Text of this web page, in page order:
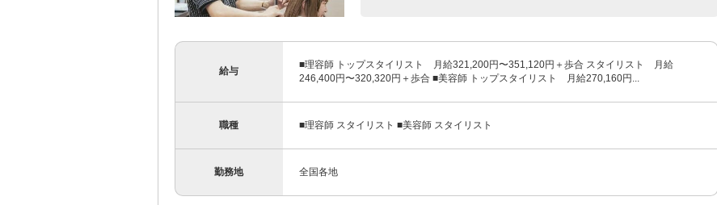
給与
■理容師 トップスタイリスト 月給321,200円〜351,120円＋歩合 スタイリスト 月給
246,400円〜320,320円＋歩合 ■美容師 トップスタイリスト 月給270,160円...
職種 ■理容師 スタイリスト ■美容師 スタイリスト
勤務地 全国各地